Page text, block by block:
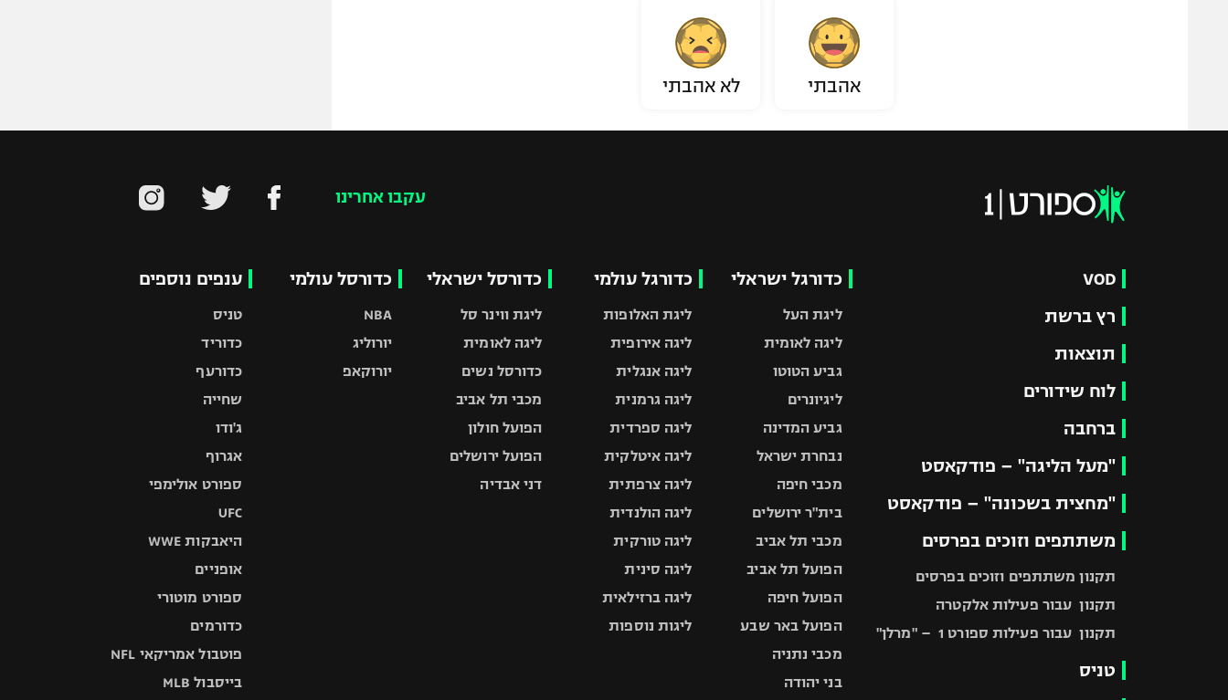
אהבתי לא אהבתי
עקבו אחרינו
VOD
רץ ברשת
תוצאות
לוח שידורים
ברחבה
"מעל הליגה" – פודקאסט
"מחצית בשכונה" – פודקאסט
משתתפים וזוכים בפרסים
תקנון משתתפים וזוכים בפרסים
תקנון עבור פעילות אלקטרה
תקנון עבור פעילות ספורט 1 – "מרלן"
טניס
כדורגל ישראלי
ליגת העל
ליגה לאומית
גביע הטוטו
ליגיונרים
גביע המדינה
נבחרת ישראל
מכבי חיפה
בית"ר ירושלים
מכבי תל אביב
הפועל תל אביב
הפועל חיפה
הפועל באר שבע
מכבי נתניה
בני יהודה
כדורגל עולמי
ליגת האלופות
ליגה אירופית
ליגה אנגלית
ליגה גרמנית
ליגה ספרדית
ליגה איטלקית
ליגה צרפתית
ליגה הולנדית
ליגה טורקית
ליגה סינית
ליגה ברזילאית
ליגות נוספות
כדורסל ישראלי
ליגת ווינר סל
ליגה לאומית
כדורסל נשים
מכבי תל אביב
הפועל חולון
הפועל ירושלים
דני אבדיה
כדורסל עולמי
NBA
יורוליג
יורוקאפ
ענפים נוספים
טניס
כדוריד
כדורעף
שחייה
ג'ודו
אגרוף
ספורט אולימפי
UFC
היאבקות WWE
אופניים
ספורט מוטורי
כדורמים
פוטבול אמריקאי NFL
בייסבול MLB